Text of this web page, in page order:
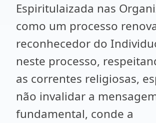
Espiritulaizada nas
como um processo
reconhecedor do
neste processo,
as correntes religiosas,
não invalidar a
fundamental, conde a